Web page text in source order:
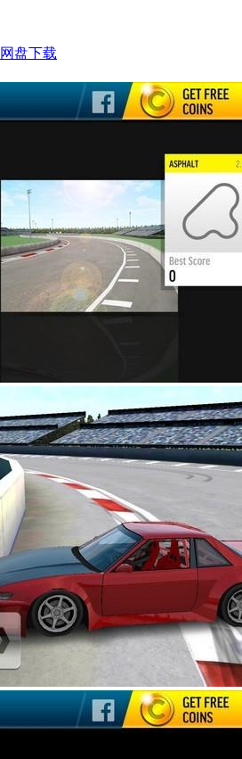
网盘下载